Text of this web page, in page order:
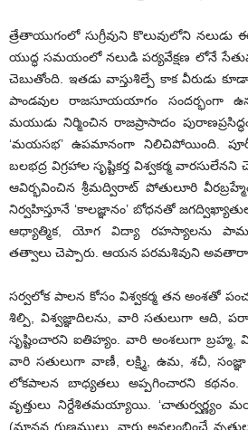
త్రేతాయుగంలో సుగ్రీవుని కొలువులోని
యుద్ధ సమయంలో నలుడి పర్యవేక్షణ లోనే
చెబుతోంది. ఇతడు వాస్తుశిల్పే కాక వీరుడు
పాండవుల రాజసూయయాగం సందర్భంగా
మయుడు నిర్మించిన రాజప్రాసాదం
‘మయసభ’ ఉపమానంగా నిలిచిపోయింది.
బలభద్ర విగ్రహాల సృష్టికర్త విశ్వకర్మ
ఆవిర్భవించిన శ్రీమద్విరాట్‌ ‌పోతులూరి
నిర్వహిస్తూనే ‘కాలజ్ఞానం’ బోధనతో
ఆధ్యాత్మిక, యోగ విద్యా రహస్యాలను
తత్వాలు చెప్పారు. ఆయన పరమశివుని
సర్వలోక పాలన కోసం విశ్వకర్మ తన అంశతో
శిల్పి, విశ్వజ్ఞాదిలను, వారి సతులుగా ఆది,
సృష్టించారని ఐతిహ్యం. వారి అంశలుగా బ్రహ్మ,
వారి సతులుగా వాణీ, లక్ష్మి, ఉమ, శచీ, సంజ్ఞా
లోకపాలన బాధ్యతలు అప్పగించారని కథనం.
వృత్తులు నిర్దేశితమయ్యాయి. ‘చాతుర్వర్ణ్యం
(మానవ గుణములు, వారు అవలంబించే